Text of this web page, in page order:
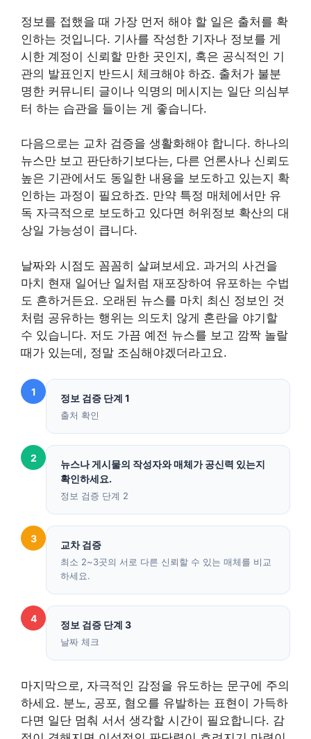
정보를 접했을 때 가장 먼저 해야 할 일은 출처를 확
인하는 것입니다. 기사를 작성한 기자나 정보를 게
시한 계정이 신뢰할 만한 곳인지, 혹은 공식적인 기
관의 발표인지 반드시 체크해야 하죠. 출처가 불분
명한 커뮤니티 글이나 익명의 메시지는 일단 의심부
터 하는 습관을 들이는 게 좋습니다.
다음으로는 교차 검증을 생활화해야 합니다. 하나의
뉴스만 보고 판단하기보다는, 다른 언론사나 신뢰도
높은 기관에서도 동일한 내용을 보도하고 있는지 확
인하는 과정이 필요하죠. 만약 특정 매체에서만 유
독 자극적으로 보도하고 있다면 허위정보 확산의 대
상일 가능성이 큽니다.
날짜와 시점도 꼼꼼히 살펴보세요. 과거의 사건을
마치 현재 일어난 일처럼 재포장하여 유포하는 수법
도 흔하거든요. 오래된 뉴스를 마치 최신 정보인 것
처럼 공유하는 행위는 의도치 않게 혼란을 야기할
수 있습니다. 저도 가끔 예전 뉴스를 보고 깜짝 놀랄
때가 있는데, 정말 조심해야겠더라고요.
1
정보 검증 단계 1
출처 확인
2
뉴스나 게시물의 작성자와 매체가 공신력 있는지
확인하세요.
정보 검증 단계 2
3
교차 검증
최소 2~3곳의 서로 다른 신뢰할 수 있는 매체를 비교
하세요.
4
정보 검증 단계 3
날짜 체크
마지막으로, 자극적인 감정을 유도하는 문구에 주의
하세요. 분노, 공포, 혐오를 유발하는 표현이 가득하
다면 일단 멈춰 서서 생각할 시간이 필요합니다. 감